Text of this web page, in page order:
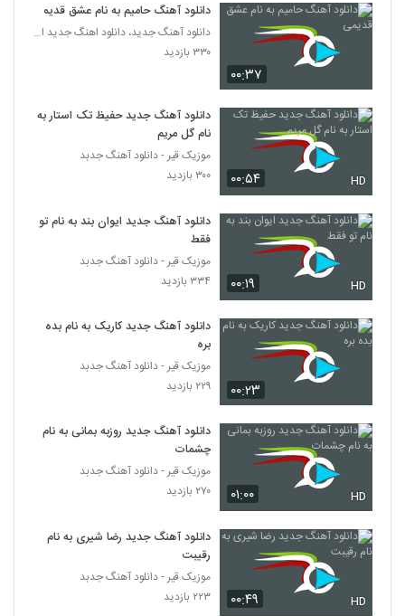
دانلود آهنگ محسن بهمنی دیوونگی
5859
موزیک زیبای خاطرات از رضا آراز
5860
دانلود آهنگ فرهان چشمات (Farhan
Cheshmat)
۲۴۴ بازدید
آهنگ یادگاری از رضا کشوری(پاپ)
5862
دانلود آهنگ جدید و زیبای مرصاد جعفری با نام
هی تو
۲۳۶ بازدید
موزیک زیبای مانکن از فرزاد فرزین
۲۳۷ بازدید
آهنگ فقط تو از رضا جوکار(پاپ)
5865
۲۱۲ بازدید
Nabavian Roo Be Rooye To)
۰۰:۳۷
دانلود آهنگ حامیم به نام عشق قدیمی
دانلود آهنگ جدید، دانلود اهنگ جدید ایرانی
۳۳۰ بازدید
۰۰:۵۴ HD
دانلود آهنگ جدید حفیظ تک استار به
نام گل مریم
موزیک قیر - دانلود آهنگ جدبد
۳۰۰ بازدید
۰۰:۱۹ HD
دانلود آهنگ جدید ایوان بند به نام تو
فقط
موزیک قیر - دانلود آهنگ جدبد
۳۳۴ بازدید
۰۰:۲۳
دانلود آهنگ جدید کاریک به نام بده
بره
موزیک قیر - دانلود آهنگ جدبد
۲۲۹ بازدید
۰۱:۰۰ HD
دانلود آهنگ جدید روزبه بمانی به نام
چشمات
موزیک قیر - دانلود آهنگ جدبد
۲۷۰ بازدید
۰۰:۴۹ HD
دانلود آهنگ جدید رضا شیری به نام
رقیبت
موزیک قیر - دانلود آهنگ جدبد
۲۲۳ بازدید